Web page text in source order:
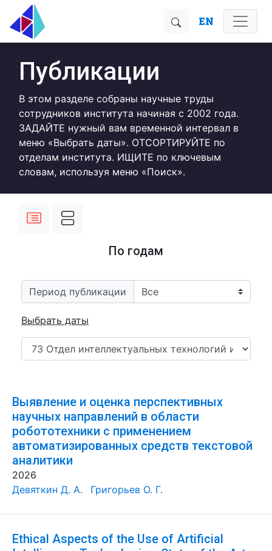
EN
Публикации
В этом разделе собраны научные труды
сотрудников института начиная с 2002 года.
ЗАДАЙТЕ нужный вам временной интервал в
меню «Выбрать даты». ОТСОРТИРУЙТЕ по
отделам института. ИЩИТЕ по ключевым
словам, используя меню «Поиск».
По годам
Период публикации
Выбрать даты
Выявление и оценка перспективных
научных направлений в области
робототехники с применением
автоматизированных средств текстовой
аналитики
2026
Девяткин Д. А.
Григорьев О. Г.
Ethical Aspects of the Use of Artificial